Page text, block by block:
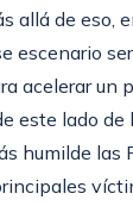
allá de eso,
escenario
acelerar un
este lado
humilde las